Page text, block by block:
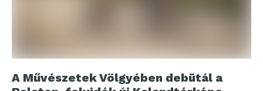
A Művészetek Völgyében debütál a